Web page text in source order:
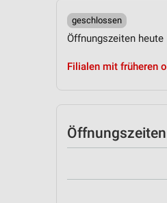
geschlossen
Öffnungszeiten heute
Filialen mit früheren
Öffnungszeiten